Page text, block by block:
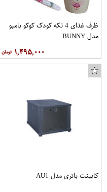
ظرف غذای 4 تکه کودک کوکو بامبو
مدل BUNNY
۱,۴۹۵,۰۰۰
کابینت باتری مدل AU1